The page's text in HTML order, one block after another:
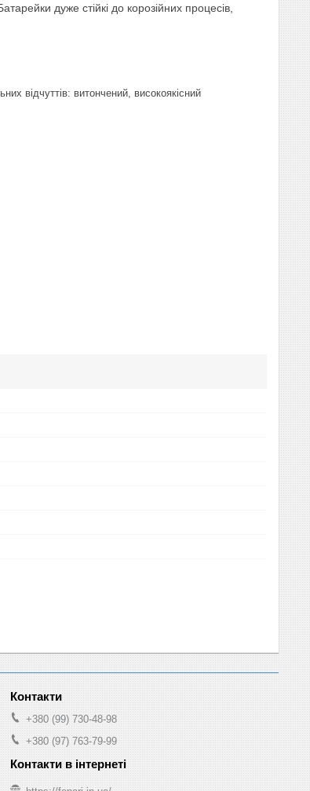
дуже стійкі до корозійних процесів,
відчуттів: витончений, високоякісний
+380 (99) 730-48-98
+380 (97) 763-79-99